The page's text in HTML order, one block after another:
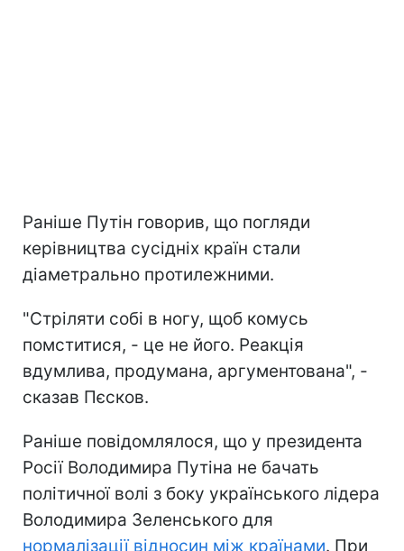
Раніше Путін говорив, що погляди
керівництва сусідніх країн стали
діаметрально протилежними.
"Стріляти собі в ногу, щоб комусь
помститися, - це не його. Реакція
вдумлива, продумана, аргументована", -
сказав Пєсков.
Раніше повідомлялося, що у президента
Росії Володимира Путіна не бачать
політичної волі з боку українського лідера
Володимира Зеленського для
нормалізації відносин між країнами. При